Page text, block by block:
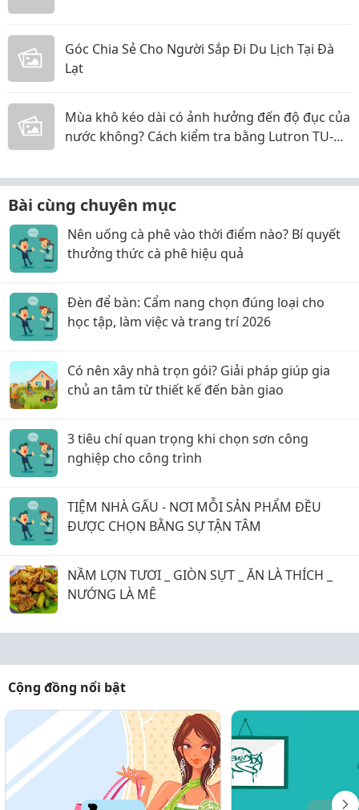
Góc Chia Sẻ Cho Người Sắp Đi Du Lịch Tại Đà
Lạt
Mùa khô kéo dài có ảnh hưởng đến độ đục của
nước không? Cách kiểm tra bằng Lutron TU-
Bài cùng chuyên mục
Nên uống cà phê vào thời điểm nào? Bí quyết
thưởng thức cà phê hiệu quả
Đèn để bàn: Cẩm nang chọn đúng loại cho
học tập, làm việc và trang trí 2026
Có nên xây nhà trọn gói? Giải pháp giúp gia
chủ an tâm từ thiết kế đến bàn giao
3 tiêu chí quan trọng khi chọn sơn công
nghiệp cho công trình
TIỆM NHÀ GẤU - NƠI MỖI SẢN PHẨM ĐỀU
ĐƯỢC CHỌN BẰNG SỰ TẬN TÂM
NẦM LỢN TƯƠI _ GIÒN SỰT _ ĂN LÀ THÍCH _
NƯỚNG LÀ MÊ
Cộng đồng nổi bật